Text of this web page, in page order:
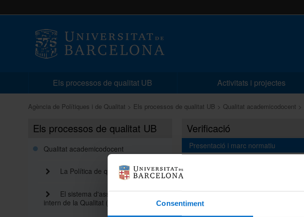
Consentiment
Els processos de qualitat UB Activitats i projectes
Agència de Polítiques i de Qualitat Els processos de qualitat UB Qualitat academicodocent
Els processos de qualitat UB
Qualitat academicodocent
La Política de qualitat de la UB
El sistema d'assegurament
intern de la Qualitat (SAIQU)
Verificació
Presentació i marc normatiu